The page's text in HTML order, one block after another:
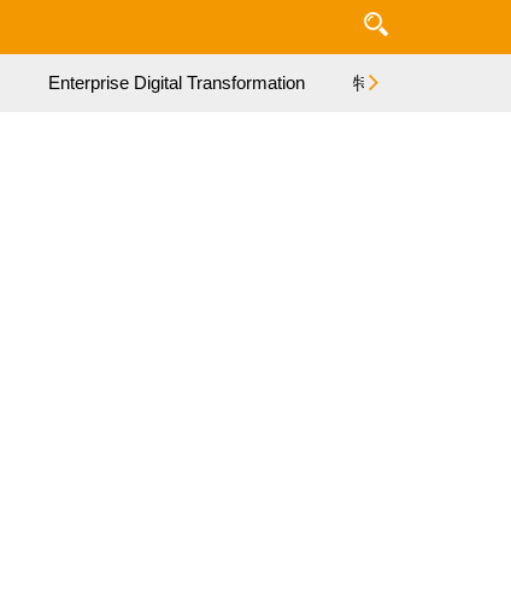
Enterprise Digital Transformation 特集